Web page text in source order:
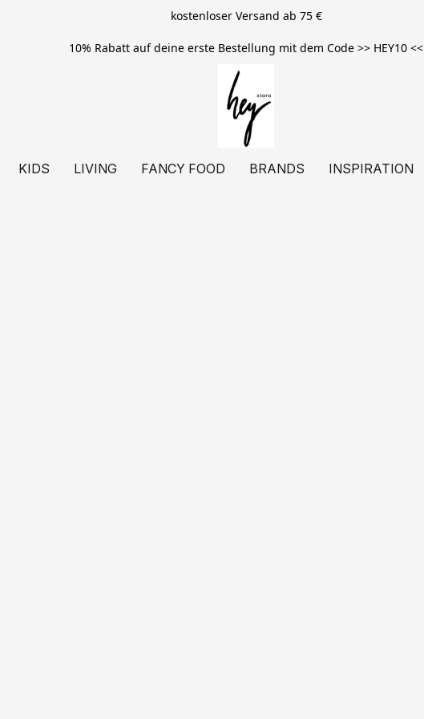
kostenloser Versand ab 75 €
10% Rabatt auf deine erste Bestellung mit dem Code >> HEY10 <<
KIDS LIVING FANCY FOOD BRANDS INSPIRATION